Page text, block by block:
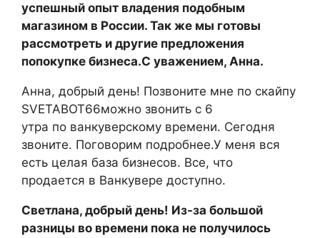
успешный опыт владения подобным
магазином в России. Так же мы готовы
рассмотреть и другие предложения
попокупке бизнеса.С уважением, Анна.
Анна, добрый день! Позвоните мне по скайпу
SVETABOT66можно звонить с 6
утра по ванкуверскому времени. Сегодня
звоните. Поговорим подробнее.У меня вся
есть целая база бизнесов. Все, что
продается в Ванкувере доступно.
Светлана, добрый день! Из-за большой
разницы во времени пока не получилось